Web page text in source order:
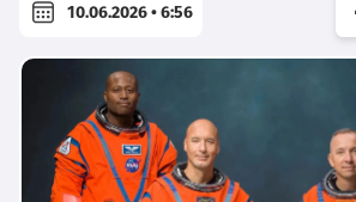
10.06.2026 • 6:56